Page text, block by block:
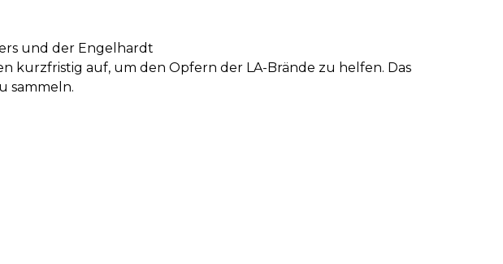
und der Engelhardt
kurzfristig auf, um den Opfern der LA-Brände zu helfen. Das
sammeln.